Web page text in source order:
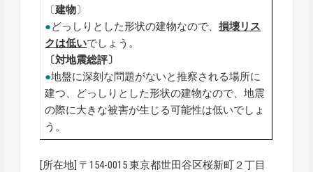
〔建物〕
●どっしりとした形状の建物なので、損壊リス
クは低いでしょう。
〔対地震総評〕
●地盤に深刻な問題がないと推察される場所に
建つ、どっしりとした形状の建物なので、地震
の際に大きな被害が生じる可能性は低いでしょ
う。
[所在地] 〒154-0015 東京都世田谷区桜新町２丁目